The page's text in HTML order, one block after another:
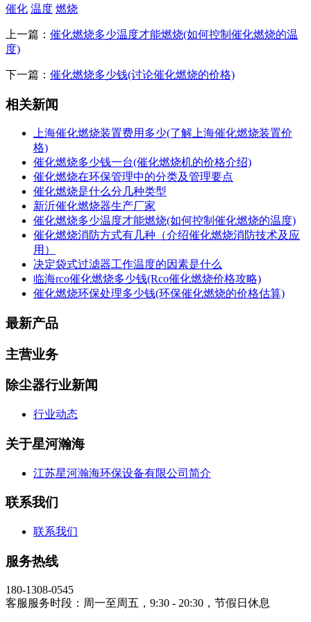
催化 温度 燃烧
上一篇： 催化燃烧多少温度才能燃烧(如何控制催化燃烧的温
度)
下一篇： 催化燃烧多少钱(讨论催化燃烧的价格)
相关新闻
上海催化燃烧装置费用多少(了解上海催化燃烧装置价
格)
催化燃烧多少钱一台(催化燃烧机的价格介绍)
催化燃烧在环保管理中的分类及管理要点
催化燃烧是什么分几种类型
新沂催化燃烧器生产厂家
催化燃烧多少温度才能燃烧(如何控制催化燃烧的温度)
催化燃烧消防方式有几种（介绍催化燃烧消防技术及应
用）
决定袋式过滤器工作温度的因素是什么
临海rco催化燃烧多少钱(Rco催化燃烧价格攻略)
催化燃烧环保处理多少钱(环保催化燃烧的价格估算)
最新产品
主营业务
除尘器行业新闻
行业动态
关于星河瀚海
江苏星河瀚海环保设备有限公司简介
联系我们
联系我们
服务热线
180-1308-0545
客服服务时段：周一至周五，9:30 - 20:30，节假日休息